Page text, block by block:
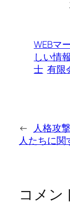
WEBマ
しい情報
士 有限
←
人格攻
人たちに関
コメン